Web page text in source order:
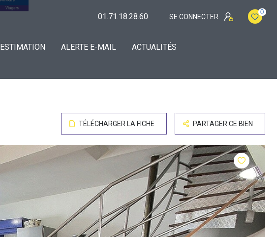
01.71.18.28.60 SE CONNECTER
0
ESTIMATION ALERTE E-MAIL ACTUALITÉS
TÉLÉCHARGER LA FICHE PARTAGER CE BIEN